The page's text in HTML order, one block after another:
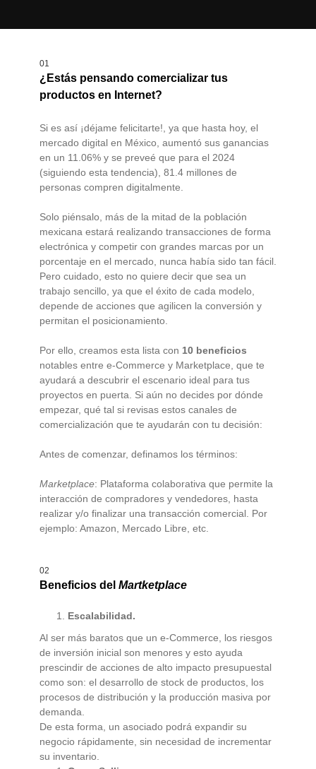
01
¿Estás pensando comercializar tus
productos en Internet?
Si es así ¡déjame felicitarte!, ya que hasta hoy, el
mercado digital en México, aumentó sus ganancias
en un 11.06% y se preveé que para el 2024
(siguiendo esta tendencia), 81.4 millones de
personas compren digitalmente.
Solo piénsalo, más de la mitad de la población
mexicana estará realizando transacciones de forma
electrónica y competir con grandes marcas por un
porcentaje en el mercado, nunca había sido tan fácil.
Pero cuidado, esto no quiere decir que sea un
trabajo sencillo, ya que el éxito de cada modelo,
depende de acciones que agilicen la conversión y
permitan el posicionamiento.
Por ello, creamos esta lista con 10 beneficios
notables entre e-Commerce y Marketplace, que te
ayudará a descubrir el escenario ideal para tus
proyectos en puerta. Si aún no decides por dónde
empezar, qué tal si revisas estos canales de
comercialización que te ayudarán con tu decisión:
Antes de comenzar, definamos los términos:
Marketplace: Plataforma colaborativa que permite la
interacción de compradores y vendedores, hasta
realizar y/o finalizar una transacción comercial. Por
ejemplo: Amazon, Mercado Libre, etc.
02
Beneficios del Martketplace
Escalabilidad.
Al ser más baratos que un e-Commerce, los riesgos
de inversión inicial son menores y esto ayuda
prescindir de acciones de alto impacto presupuestal
como son: el desarrollo de stock de productos, los
procesos de distribución y la producción masiva por
demanda.
De esta forma, un asociado podrá expandir su
negocio rápidamente, sin necesidad de incrementar
su inventario.